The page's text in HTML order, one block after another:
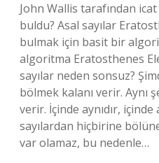
John Wallis tarafından
buldu? Asal sayılar
bulmak için basit bir
algoritma Eratosthenes
sayılar neden sonsuz?
bölmek kalanı verir. Aynı
verir. İçinde aynıdır, içinde
sayılardan hiçbirine
var olamaz, bu nedenle…